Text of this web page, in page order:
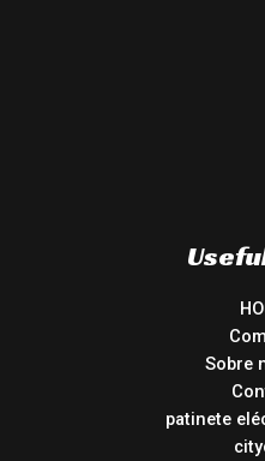
Sobre
patinete